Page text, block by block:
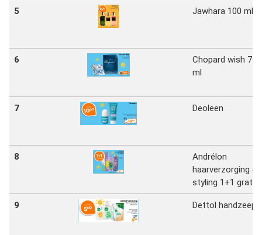
5 Jawhara 100 ml
6
Chopard wish 75
ml
7 Deoleen
8
Andrélon
haarverzorging en
styling 1+1 gratis
9 Dettol handzeep